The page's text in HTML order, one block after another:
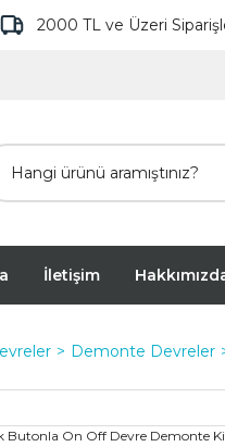
2000 TL ve Üzeri
İletişim
Demonte Devreler